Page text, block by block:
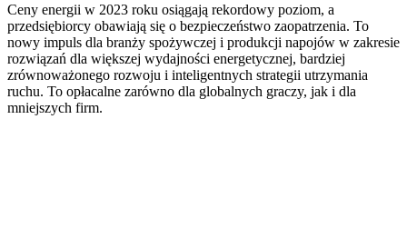
Ceny energii w 2023 roku osiągają rekordowy poziom, a
przedsiębiorcy obawiają się o bezpieczeństwo zaopatrzenia. To
nowy impuls dla branży spożywczej i produkcji napojów w zakresie
rozwiązań dla większej wydajności energetycznej, bardziej
zrównoważonego rozwoju i inteligentnych strategii utrzymania
ruchu. To opłacalne zarówno dla globalnych graczy, jak i dla
mniejszych firm.